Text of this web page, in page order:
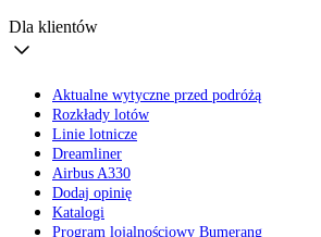
Dla klientów
Aktualne wytyczne przed podróżą
Rozkłady lotów
Linie lotnicze
Dreamliner
Airbus A330
Dodaj opinię
Katalogi
Program lojalnościowy Bumerang